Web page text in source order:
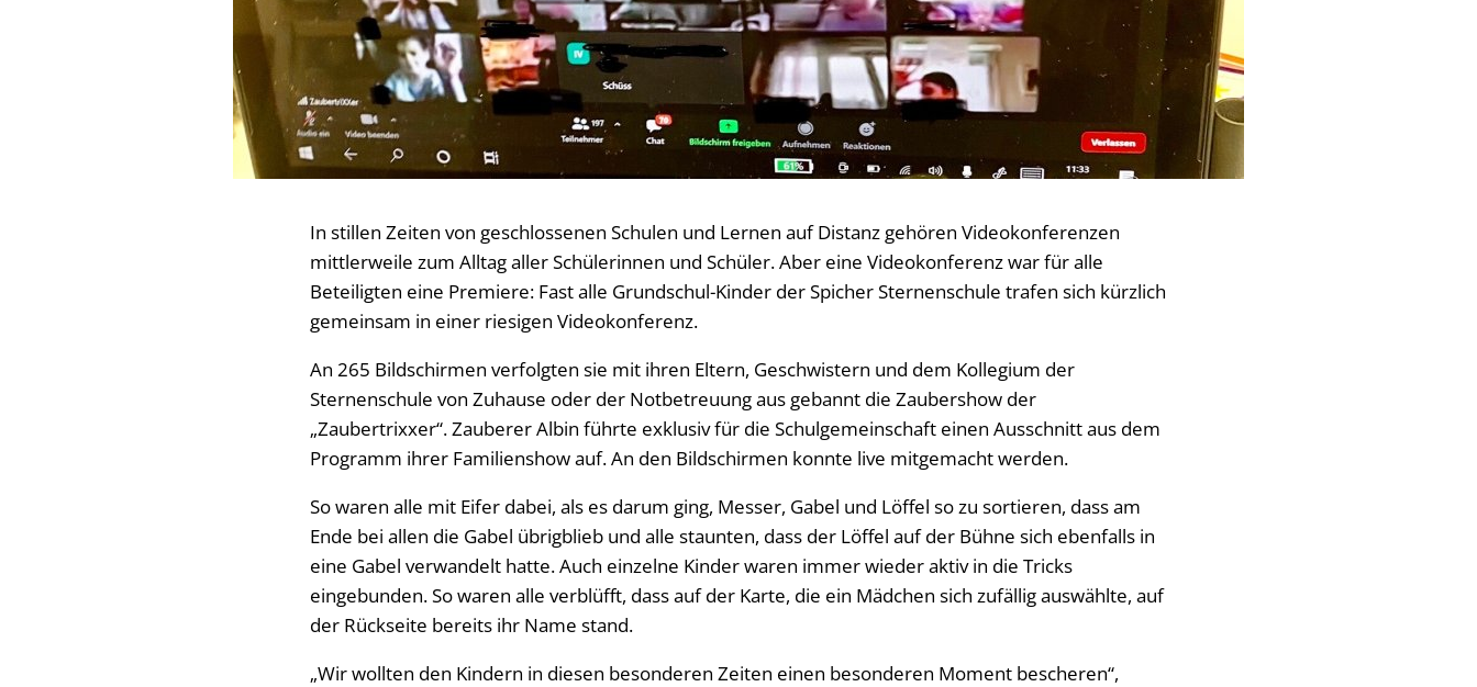
In stillen Zeiten von geschlossenen Schulen und Lernen auf Distanz gehören Videokonferenzen
mittlerweile zum Alltag aller Schülerinnen und Schüler. Aber eine Videokonferenz war für alle
Beteiligten eine Premiere: Fast alle Grundschul-Kinder der Spicher Sternenschule trafen sich kürzlich
gemeinsam in einer riesigen Videokonferenz.
An 265 Bildschirmen verfolgten sie mit ihren Eltern, Geschwistern und dem Kollegium der
Sternenschule von Zuhause oder der Notbetreuung aus gebannt die Zaubershow der
„Zaubertrixxer“. Zauberer Albin führte exklusiv für die Schulgemeinschaft einen Ausschnitt aus dem
Programm ihrer Familienshow auf. An den Bildschirmen konnte live mitgemacht werden.
So waren alle mit Eifer dabei, als es darum ging, Messer, Gabel und Löffel so zu sortieren, dass am
Ende bei allen die Gabel übrigblieb und alle staunten, dass der Löffel auf der Bühne sich ebenfalls in
eine Gabel verwandelt hatte. Auch einzelne Kinder waren immer wieder aktiv in die Tricks
eingebunden. So waren alle verblüfft, dass auf der Karte, die ein Mädchen sich zufällig auswählte, auf
der Rückseite bereits ihr Name stand.
„Wir wollten den Kindern in diesen besonderen Zeiten einen besonderen Moment bescheren“,